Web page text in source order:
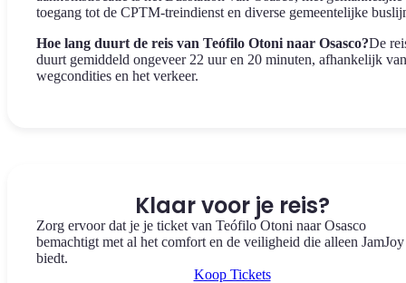
toegang tot de CPTM-treindienst en diverse gemeentelijke
Hoe lang duurt de reis van Teófilo Otoni naar Osasco?De
duurt gemiddeld ongeveer 22 uur en 20 minuten, afhankelijk
wegcondities en het verkeer.
Klaar voor je reis?
Zorg ervoor dat je je ticket van Teófilo Otoni naar Osasco
bemachtigt met al het comfort en de veiligheid die alleen JamJoy
biedt.
Koop Tickets